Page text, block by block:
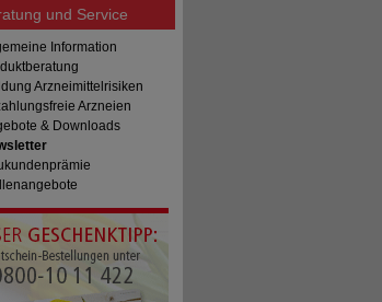
und Service
Information
Arzneimittelrisiken
Arzneien
& Downloads